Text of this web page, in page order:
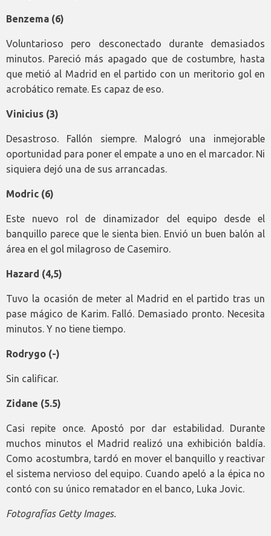
Benzema (6)
Voluntarioso pero desconectado durante demasiados
minutos. Pareció más apagado que de costumbre, hasta
que metió al Madrid en el partido con un meritorio gol en
acrobático remate. Es capaz de eso.
Vinicius (3)
Desastroso. Fallón siempre. Malogró una inmejorable
oportunidad para poner el empate a uno en el marcador. Ni
siquiera dejó una de sus arrancadas.
Modric (6)
Este nuevo rol de dinamizador del equipo desde el
banquillo parece que le sienta bien. Envió un buen balón al
área en el gol milagroso de Casemiro.
Hazard (4,5)
Tuvo la ocasión de meter al Madrid en el partido tras un
pase mágico de Karim. Falló. Demasiado pronto. Necesita
minutos. Y no tiene tiempo.
Rodrygo (-)
Sin calificar.
Zidane (5.5)
Casi repite once. Apostó por dar estabilidad. Durante
muchos minutos el Madrid realizó una exhibición baldía.
Como acostumbra, tardó en mover el banquillo y reactivar
el sistema nervioso del equipo. Cuando apeló a la épica no
contó con su único rematador en el banco, Luka Jovic.
Fotografías Getty Images.